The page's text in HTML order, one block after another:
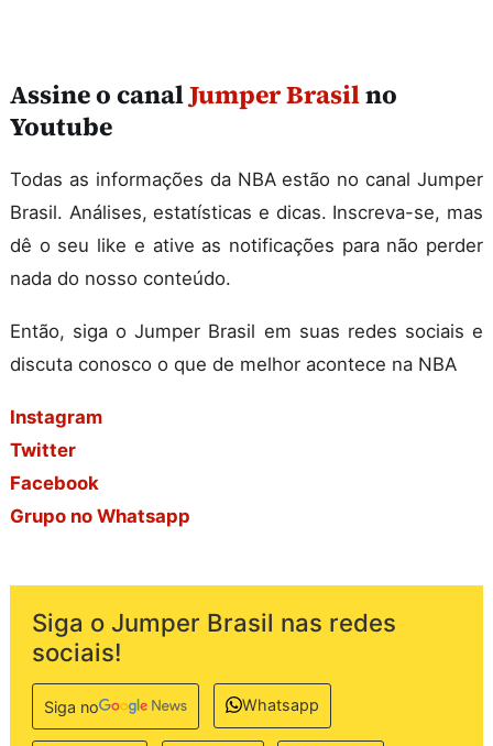
Assine o canalJumper Brasilno
Youtube
Todas as informações da NBA estão no canal Jumper
Brasil. Análises, estatísticas e dicas. Inscreva-se, mas
dê o seu like e ative as notificações para não perder
nada do nosso conteúdo.
Então, siga o Jumper Brasil em suas redes sociais e
discuta conosco o que de melhor acontece na NBA
Instagram
Twitter
Facebook
Grupo no Whatsapp
Siga o Jumper Brasil nas redes
sociais!
Siga no Whatsapp